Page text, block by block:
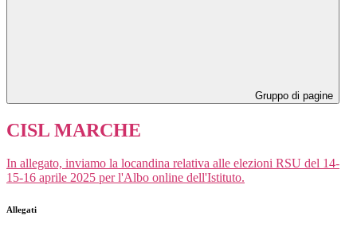
Gruppo di pagine
CISL MARCHE
In allegato, inviamo la locandina relativa alle elezioni RSU del 14-
15-16 aprile 2025 per l'Albo online dell'Istituto.
Allegati